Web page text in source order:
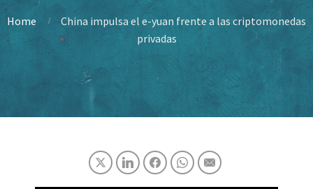
Home
China impulsa el e-yuan frente a las criptomonedas
privadas